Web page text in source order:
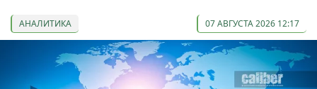
АНАЛИТИКА 07 АВГУСТА 2026 12:17